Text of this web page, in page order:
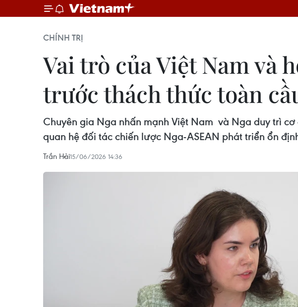
CHÍNH TRỊ
Vai trò của Việt Nam và
trước thách thức toàn
Chuyên gia Nga nhấn mạnh Việt Nam và Nga duy trì
quan hệ đối tác chiến lược Nga-ASEAN phát triển ổn
Trần Hải15/06/2026 14:36